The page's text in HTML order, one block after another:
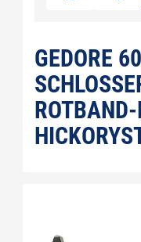
GEDORE